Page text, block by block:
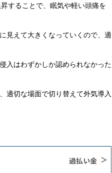
することで、眠気や軽い頭痛を
見えて大きくなっていくので、適
入はわずかしか認められなかった
適切な場面で切り替えて外気導入
過払い金